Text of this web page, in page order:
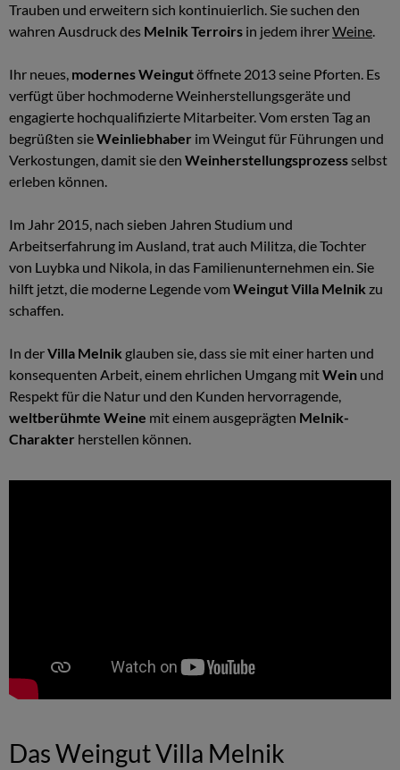
Trauben und erweitern sich kontinuierlich. Sie suchen den
wahren Ausdruck des Melnik Terroirs in jedem ihrerWeine.
Ihr neues, modernes Weingutöffnete 2013 seine Pforten. Es
verfügt über hochmoderne Weinherstellungsgeräte und
engagierte hochqualifizierte Mitarbeiter. Vom ersten Tag an
begrüßten sieWeinliebhaber im Weingut für Führungen und
Verkostungen, damit sie den Weinherstellungsprozessselbst
erleben können.
Im Jahr 2015, nach sieben Jahren Studium und
Arbeitserfahrung im Ausland, trat auch Militza, die Tochter
von Luybka und Nikola, in das Familienunternehmen ein. Sie
hilft jetzt, die moderne Legende vom Weingut Villa Melnik zu
schaffen.
In derVilla Melnik glauben sie, dass sie mit einer harten und
konsequenten Arbeit, einem ehrlichen Umgang mitWein und
Respekt für die Natur und den Kunden hervorragende,
weltberühmte Weine mit einem ausgeprägten Melnik-
Charakter herstellen können.
Das Weingut Villa Melnik